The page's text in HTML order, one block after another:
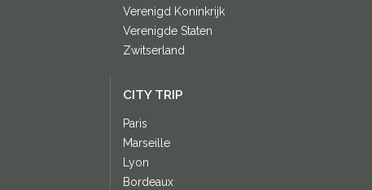
Verenigd Koninkrijk
Verenigde Staten
Zwitserland
CITY TRIP
Paris
Marseille
Lyon
Bordeaux